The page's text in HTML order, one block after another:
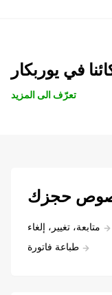
في يوربكار
تعرّف الى المزيد
حجزك
متابعة، تغيير، إلغاء
طباعة فاتورة